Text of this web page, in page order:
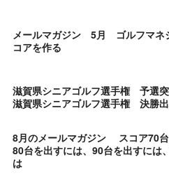
メールマガジン 5月 ゴルフマ
コアを作る
滋賀県シニアゴルフ選手権 予選突
滋賀県シニアゴルフ選手権 決勝出
8月のメールマガジン スコア70台
80台を出すには、90台を出すには
は